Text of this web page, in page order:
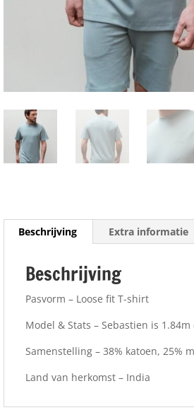
Beschrijving Extra informatie
Beschrijving
Pasvorm – Loose fit T-shirt
Model & Stats – Sebastien is
Samenstelling – 38% katoen, 25%
Land van herkomst – India